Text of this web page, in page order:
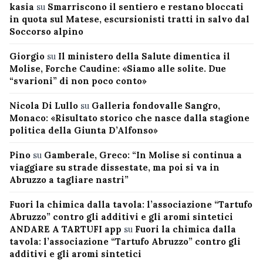
kasia su Smarriscono il sentiero e restano bloccati
in quota sul Matese, escursionisti tratti in salvo dal
Soccorso alpino
Giorgio su Il ministero della Salute dimentica il
Molise, Forche Caudine: «Siamo alle solite. Due
“svarioni” di non poco conto»
Nicola Di Lullo su Galleria fondovalle Sangro,
Monaco: «Risultato storico che nasce dalla stagione
politica della Giunta D’Alfonso»
Pino su Gamberale, Greco: “In Molise si continua a
viaggiare su strade dissestate, ma poi si va in
Abruzzo a tagliare nastri”
Fuori la chimica dalla tavola: l’associazione “Tartufo
Abruzzo” contro gli additivi e gli aromi sintetici
ANDARE A TARTUFI app su Fuori la chimica dalla
tavola: l’associazione “Tartufo Abruzzo” contro gli
additivi e gli aromi sintetici